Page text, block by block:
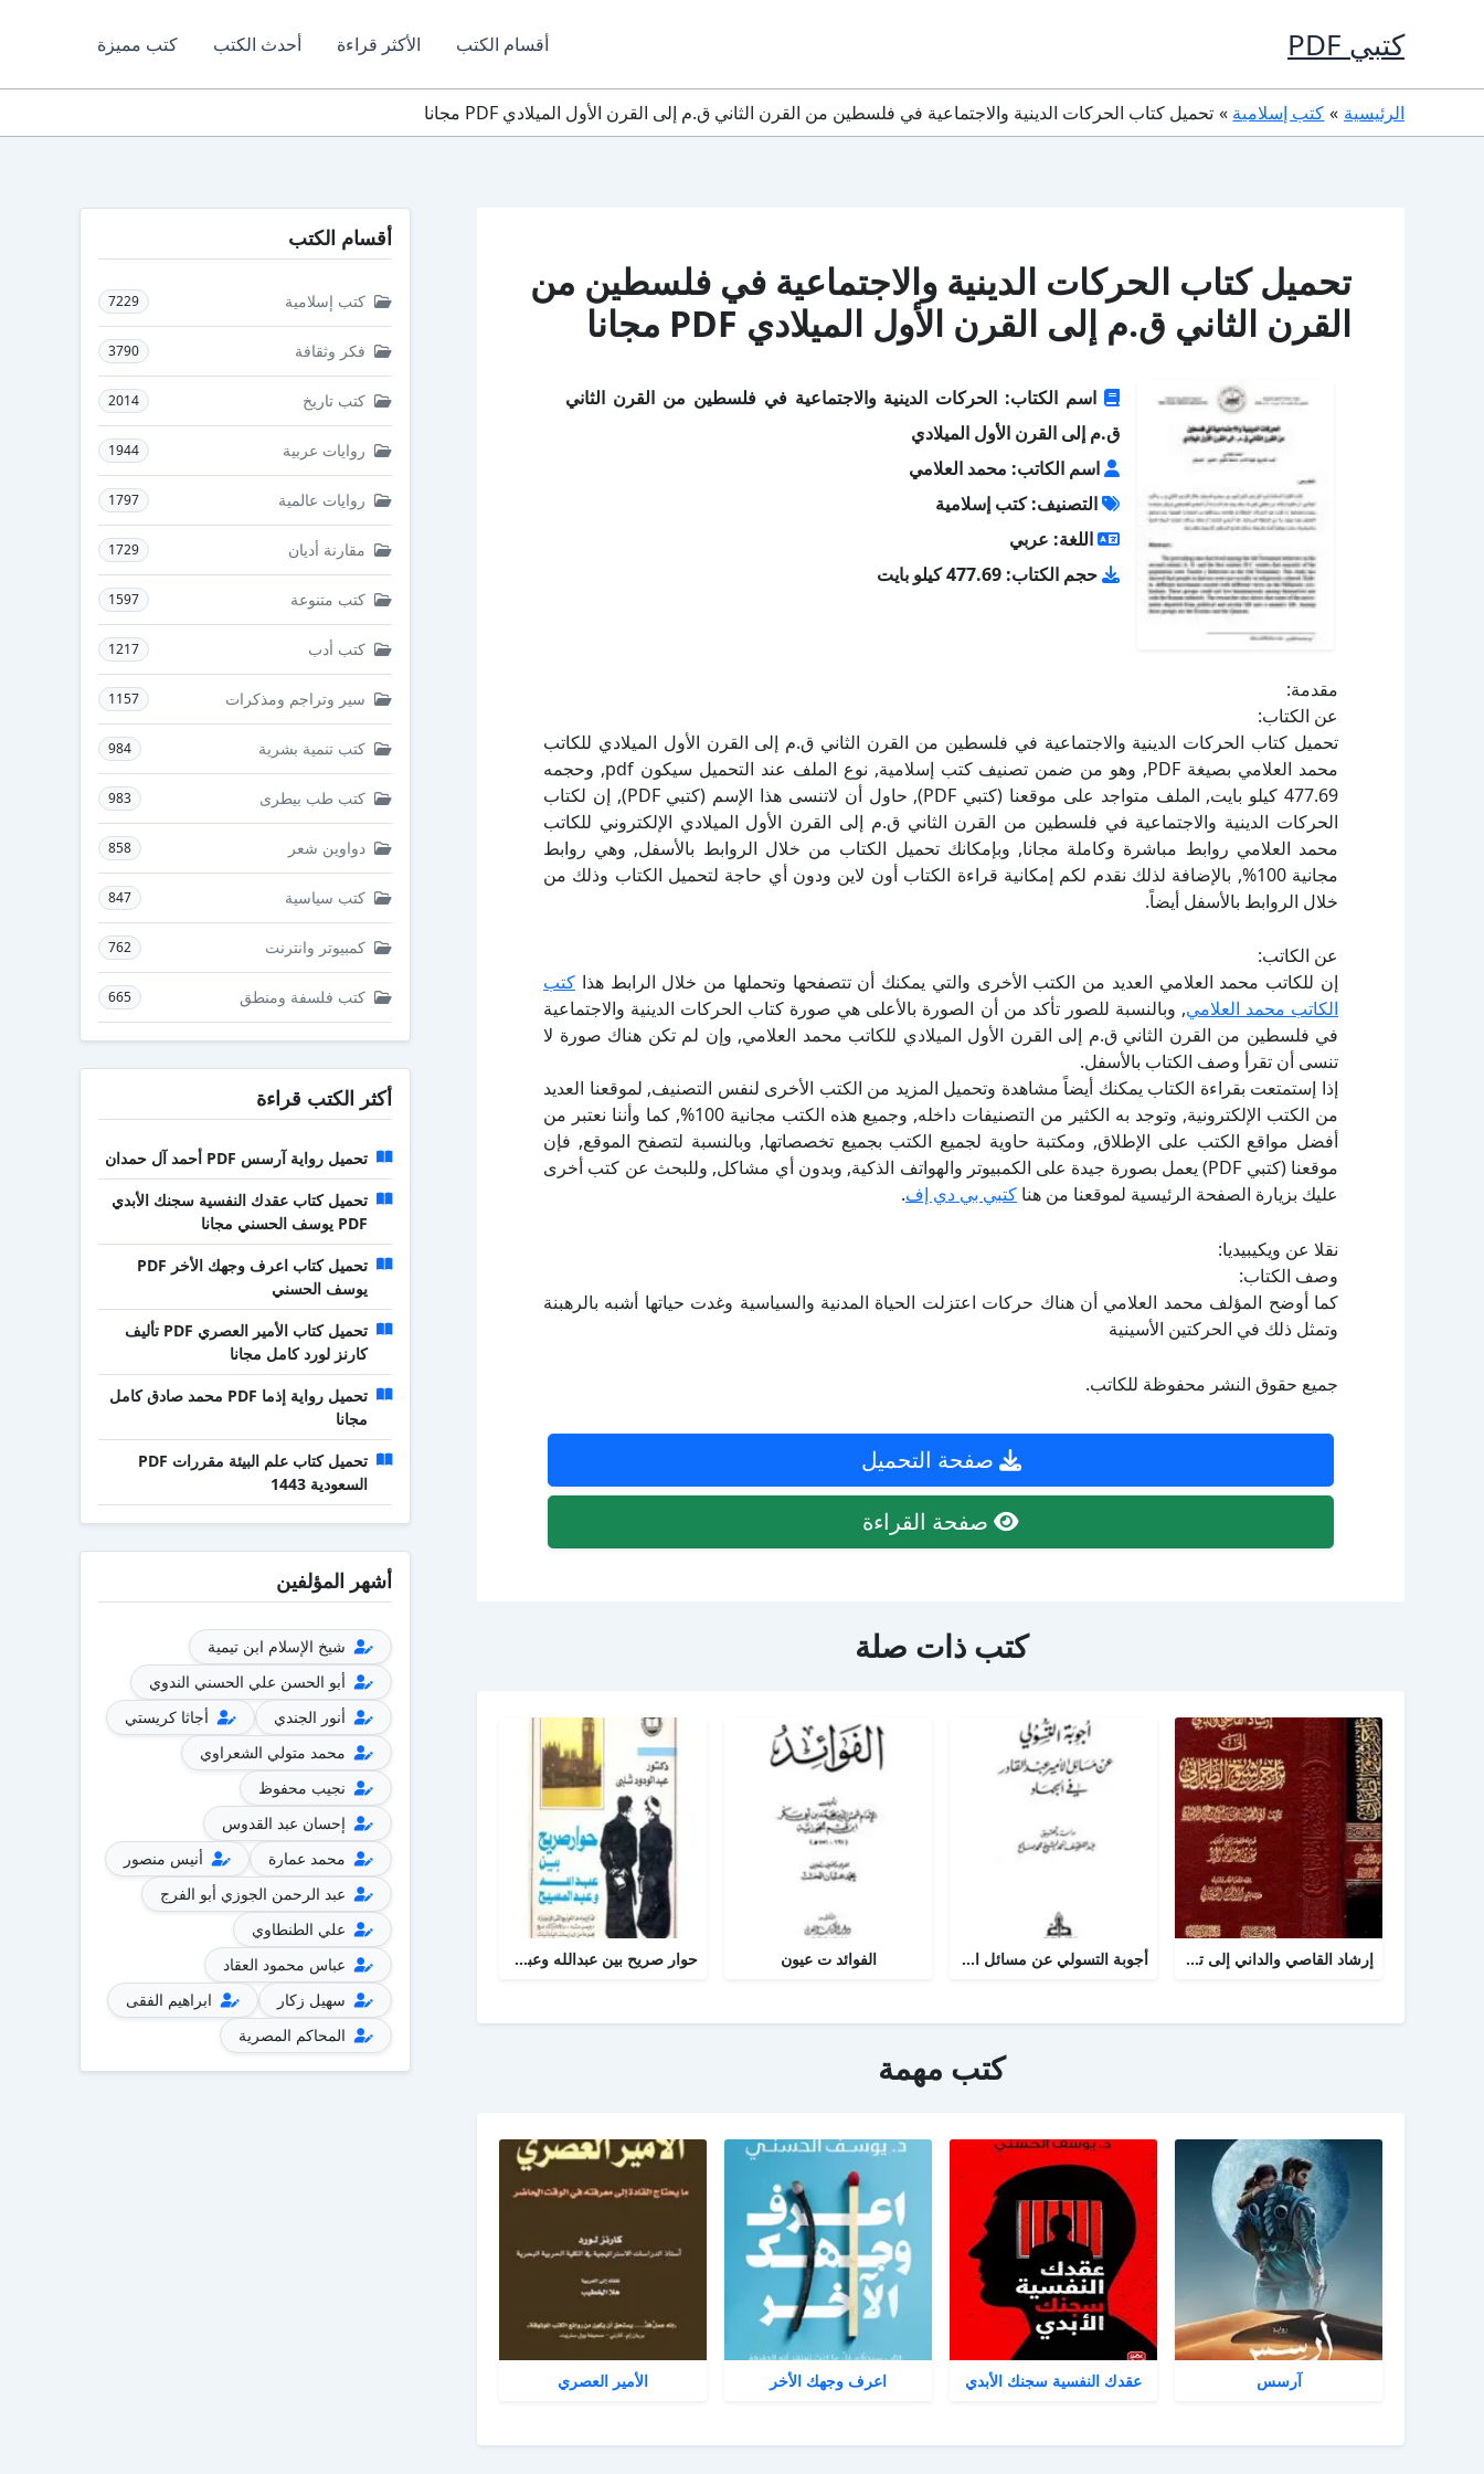
كتبي PDF أقسام الكتب الأكثر قراءة أحدث الكتب كتب مميزة
الرئيسية كتب إسلامية تحميل كتاب الحركات الدينية والاجتماعية في فلسطين من القرن الثاني ق.م إلى القرن الأول الميلادي PDF مجانا
تحميل كتاب الحركات الدينية والاجتماعية في فلسطين من
القرن الثاني ق.م إلى القرن الأول الميلادي PDF مجانا
اسم الكتاب: الحركات الدينية والاجتماعية في فلسطين من القرن الثاني
ق.م إلى القرن الأول الميلادي
اسم الكاتب: محمد العلامي
التصنيف: كتب إسلامية
اللغة: عربي
حجم الكتاب: 477.69 كيلو بايت
مقدمة:
عن الكتاب:
تحميل كتاب الحركات الدينية والاجتماعية في فلسطين من القرن الثاني ق.م إلى القرن الأول الميلادي للكاتب
محمد العلامي بصيغة PDF, وهو من ضمن تصنيف كتب إسلامية, نوع الملف عند التحميل سيكون pdf, وحجمه
477.69 كيلو بايت, الملف متواجد على موقعنا (كتبي PDF), حاول أن لاتنسى هذا الإسم (كتبي PDF), إن لكتاب
الحركات الدينية والاجتماعية في فلسطين من القرن الثاني ق.م إلى القرن الأول الميلادي الإلكتروني للكاتب
محمد العلامي روابط مباشرة وكاملة مجانا, وبإمكانك تحميل الكتاب من خلال الروابط بالأسفل, وهي روابط
مجانية 100%, بالإضافة لذلك نقدم لكم إمكانية قراءة الكتاب أون لاين ودون أي حاجة لتحميل الكتاب وذلك من
خلال الروابط بالأسفل أيضاً.
عن الكاتب:
إن للكاتب محمد العلامي العديد من الكتب الأخرى والتي يمكنك أن تتصفحها وتحملها من خلال الرابط هذا كتب
الكاتب محمد العلامي, وبالنسبة للصور تأكد من أن الصورة بالأعلى هي صورة كتاب الحركات الدينية والاجتماعية
في فلسطين من القرن الثاني ق.م إلى القرن الأول الميلادي للكاتب محمد العلامي, وإن لم تكن هناك صورة لا
تنسى أن تقرأ وصف الكتاب بالأسفل.
إذا إستمتعت بقراءة الكتاب يمكنك أيضاً مشاهدة وتحميل المزيد من الكتب الأخرى لنفس التصنيف, لموقعنا العديد
من الكتب الإلكترونية, وتوجد به الكثير من التصنيفات داخله, وجميع هذه الكتب مجانية 100%, كما وأننا نعتبر من
أفضل مواقع الكتب على الإطلاق, ومكتبة حاوية لجميع الكتب بجميع تخصصاتها, وبالنسبة لتصفح الموقع, فإن
موقعنا (كتبي PDF) يعمل بصورة جيدة على الكمبيوتر والهواتف الذكية, وبدون أي مشاكل, وللبحث عن كتب أخرى
عليك بزيارة الصفحة الرئيسية لموقعنا من هنا كتبي بي دي إف.
نقلا عن ويكيبيديا:
وصف الكتاب:
كما أوضح المؤلف محمد العلامي أن هناك حركات اعتزلت الحياة المدنية والسياسية وغدت حياتها أشبه بالرهبنة
وتمثل ذلك في الحركتين الأسينية
جميع حقوق النشر محفوظة للكاتب.
صفحة التحميل
صفحة القراءة
كتب ذات صلة
إرشاد القاصي والداني إلى تراجم شيوخ الطبراني أجوبة التسولي عن مسائل الأمير عبد القادر في الجهاد الفوائد ت عيون حوار صريح بين عبدالله وعبدالمسيح
كتب مهمة
آرسس عقدك النفسية سجنك الأبدي اعرف وجهك الأخر الأمير العصري
أقسام الكتب
كتب إسلامية 7229
فكر وثقافة 3790
كتب تاريخ 2014
روايات عربية 1944
روايات عالمية 1797
مقارنة أديان 1729
كتب متنوعة 1597
كتب أدب 1217
سير وتراجم ومذكرات 1157
كتب تنمية بشرية 984
كتب طب بيطرى 983
دواوين شعر 858
كتب سياسية 847
كمبيوتر وانترنت 762
كتب فلسفة ومنطق 665
أكثر الكتب قراءة
تحميل رواية آرسس PDF أحمد آل حمدان
تحميل كتاب عقدك النفسية سجنك الأبدي
PDF يوسف الحسني مجانا
تحميل كتاب اعرف وجهك الأخر PDF
يوسف الحسني
تحميل كتاب الأمير العصري PDF تأليف
كارنز لورد كامل مجانا
تحميل رواية إذما PDF محمد صادق كامل
مجانا
تحميل كتاب علم البيئة مقررات PDF
السعودية 1443
أشهر المؤلفين
شيخ الإسلام ابن تيمية
أبو الحسن علي الحسني الندوي
أنور الجندي
أجاثا كريستي
محمد متولي الشعراوي
نجيب محفوظ
إحسان عبد القدوس
محمد عمارة
أنيس منصور
عبد الرحمن الجوزي أبو الفرج
علي الطنطاوي
عباس محمود العقاد
سهيل زكار
ابراهيم الفقى
المحاكم المصرية